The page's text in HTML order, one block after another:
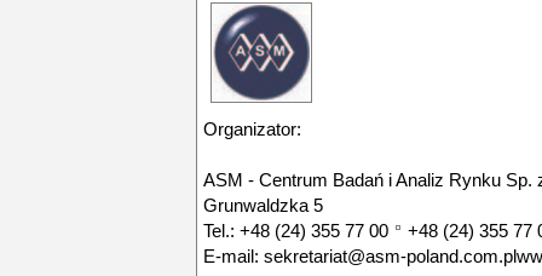
Organizator:
ASM - Centrum Badań i Analiz Rynku Sp.
Grunwaldzka 5
Tel.: +48 (24) 355 77 00
+48 (24) 355 77
E-mail: sekretariat@asm-